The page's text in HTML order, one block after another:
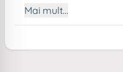
modern care
dintre avantaje este
costisitoare, oferind
Mai mult...